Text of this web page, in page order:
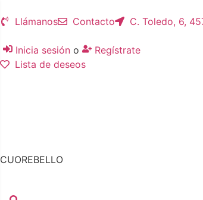
Llámanos Contacto C. Toledo, 6,
Inicia sesión o
Regístrate
Lista de deseos
CUOREBELLO